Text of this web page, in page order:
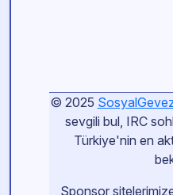
© 2025
sevgili bul, IRC
Türkiye'nin en
Sponsor